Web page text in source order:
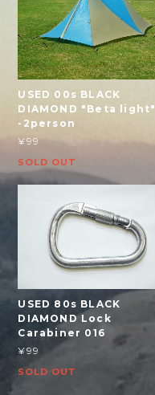
USED 00s BLACK
DIAMOND "Beta light"
-2person
¥99
SOLD OUT
USED 80s BLACK
DIAMOND Lock
Carabiner 016
¥99
SOLD OUT